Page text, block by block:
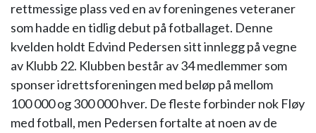
rettmessige plass ved en av foreningenes veteraner
som hadde en tidlig debut på fotballaget. Denne
kvelden holdt Edvind Pedersen sitt innlegg på vegne
av Klubb 22. Klubben består av 34 medlemmer som
sponser idrettsforeningen med beløp på mellom
100 000 og 300 000 hver. De fleste forbinder nok Fløy
med fotball, men Pedersen fortalte at noen av de